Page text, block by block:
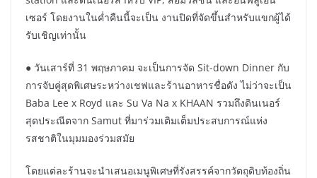
เซอร์ โดยงานในค่ำคืนนี้จะเป็น งานปิดที่จัดขึ้นสำหรับแขกผู้ได้
รับเชิญเท่านั้น
● วันเสาร์ที่ 31 พฤษภาคม จะเป็นการจัด Sit-down Dinner กับ
การจับคู่สุดพิเศษระหว่างเชฟและร้านอาหารชื่อดัง ไม่ว่าจะเป็น
Baba Lee x Royd และ Su Va Na x KHAAN รวมถึงดินเนอร์
สุดประณีตจาก Samut ที่มาร่วมเติมเต็มประสบการณ์แห่ง
รสชาติในมุมมองร่วมสมัย
โดยแต่ละร้านจะนำเสนอเมนูพิเศษที่รังสรรค์จากวัตถุดิบท้องถิ่น